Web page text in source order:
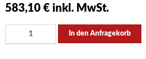
583,10 € inkl. MwSt.
Rollstuhlfahrer-
WC
In den Anfragekorb